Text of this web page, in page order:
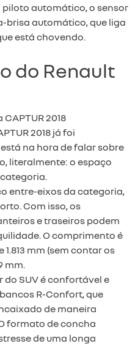
piloto automático, o sensor
brisa automático, que liga
está chovendo.
do Renault
2018 já foi
na hora de falar sobre
literalmente: o espaço
entre-eixos da categoria,
Com isso, os
e traseiros podem
O comprimento é
mm (sem contar os
mm.
do SUV é confortável e
R-Confort, que
de maneira
formato de concha
de uma longa